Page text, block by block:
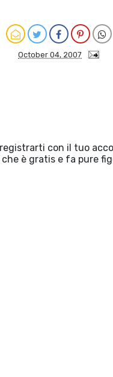
October 04, 2007
con il tuo
è gratis e fa pure